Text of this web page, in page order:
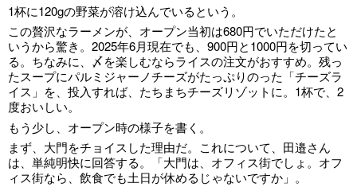
1杯に120gの野菜が溶け込んでいるという。
この贅沢なラーメンが、オープン当初は680円でいただけたと
いうから驚き。2025年6月現在でも、900円と1000円を切ってい
る。ちなみに、〆を楽しむならライスの注文がおすすめ。残っ
たスープにパルミジャーノチーズがたっぷりのった「チーズラ
イス」を、投入すれば、たちまちチーズリゾットに。1杯で、2
度おいしい。
もう少し、オープン時の様子を書く。
まず、大門をチョイスした理由だ。これについて、田邉さん
は、単純明快に回答する。「大門は、オフィス街でしょ。オフ
ィス街なら、飲食でも土日が休めるじゃないですか」。